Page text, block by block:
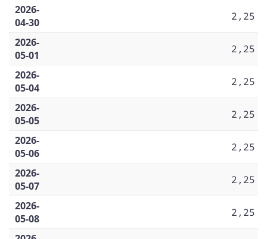
2026-
04-30
2,25
2026-
05-01
2,25
2026-
05-04
2,25
2026-
05-05
2,25
2026-
05-06
2,25
2026-
05-07
2,25
2026-
05-08
2,25